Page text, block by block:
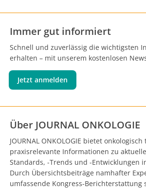
Immer gut informiert
Schnell und zuverlässig die wichtigsten
erhalten – mit unserem kostenlosen
Jetzt anmelden
Über JOURNAL ONKOLOGIE
JOURNAL ONKOLOGIE bietet
praxisrelevante Informationen zu
Standards, -Trends und -Entwicklungen
Durch Übersichtsbeiträge namhafter
umfassende Kongress-Berichterstattung